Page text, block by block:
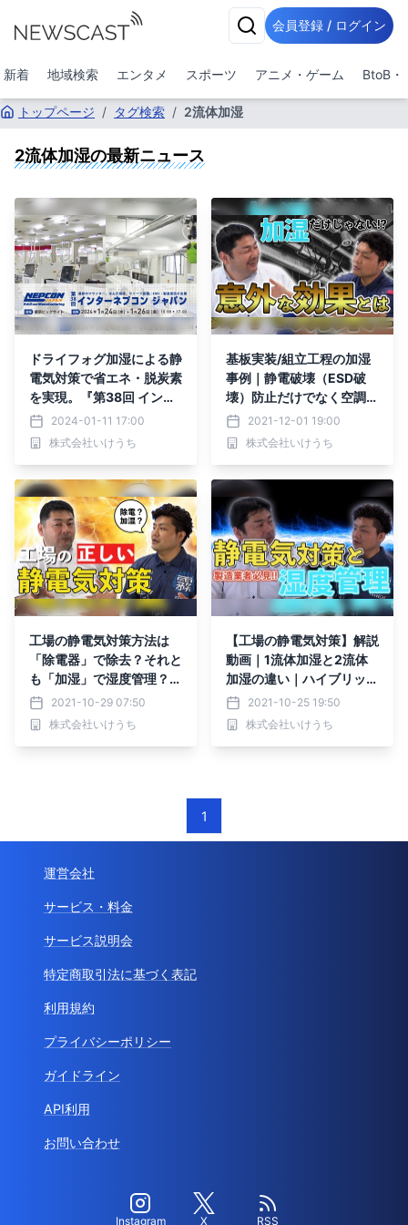
会員登録 / ログイン
新着 地域検索 エンタメ スポーツ アニメ・ゲーム BtoB・
トップページ / タグ検索 / 2流体加湿
2流体加湿の最新ニュース
ドライフォグ加湿による静
電気対策で省エネ・脱炭素
を実現。『第38回 インタ
ーネプコン ジャパン』に
加湿システムを出展。
2024-01-11 17:00
株式会社いけうち
基板実装/組立工程の加湿
事例｜静電破壊（ESD破
壊）防止だけでなく空調の
省エネにも効果アリ
2021-12-01 19:00
株式会社いけうち
工場の静電気対策方法は
「除電器」で除去？それと
も「加湿」で湿度管理？｜
解説動画公開
2021-10-29 07:50
株式会社いけうち
【工場の静電気対策】解説
動画｜1流体加湿と2流体
加湿の違い｜ハイブリッド
加湿って何【ゴミブツ対
策】
2021-10-25 19:50
株式会社いけうち
1
運営会社
サービス・料金
サービス説明会
特定商取引法に基づく表記
利用規約
プライバシーポリシー
ガイドライン
API利用
お問い合わせ
Instagram X RSS